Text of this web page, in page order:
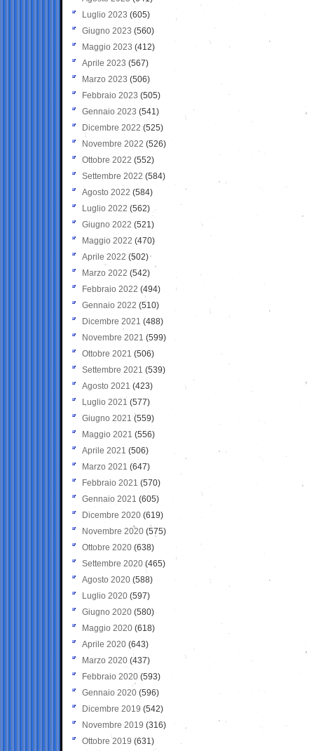
Luglio 2023 (605)
Giugno 2023 (560)
Maggio 2023 (412)
Aprile 2023 (567)
Marzo 2023 (506)
Febbraio 2023 (505)
Gennaio 2023 (541)
Dicembre 2022 (525)
Novembre 2022 (526)
Ottobre 2022 (552)
Settembre 2022 (584)
Agosto 2022 (584)
Luglio 2022 (562)
Giugno 2022 (521)
Maggio 2022 (470)
Aprile 2022 (502)
Marzo 2022 (542)
Febbraio 2022 (494)
Gennaio 2022 (510)
Dicembre 2021 (488)
Novembre 2021 (599)
Ottobre 2021 (506)
Settembre 2021 (539)
Agosto 2021 (423)
Luglio 2021 (577)
Giugno 2021(559)
Maggio 2021 (556)
Aprile 2021 (506)
Marzo 2021 (647)
Febbraio 2021 (570)
Gennaio 2021 (605)
Dicembre 2020 (619)
Novembre 2020 (575)
Ottobre 2020 (638)
Settembre 2020(465)
Agosto 2020 (588)
Luglio 2020 (597)
Giugno 2020 (580)
Maggio 2020 (618)
Aprile 2020 (643)
Marzo 2020 (437)
Febbraio 2020 (593)
Gennaio 2020 (596)
Dicembre 2019 (542)
Novembre 2019 (316)
Ottobre 2019 (631)